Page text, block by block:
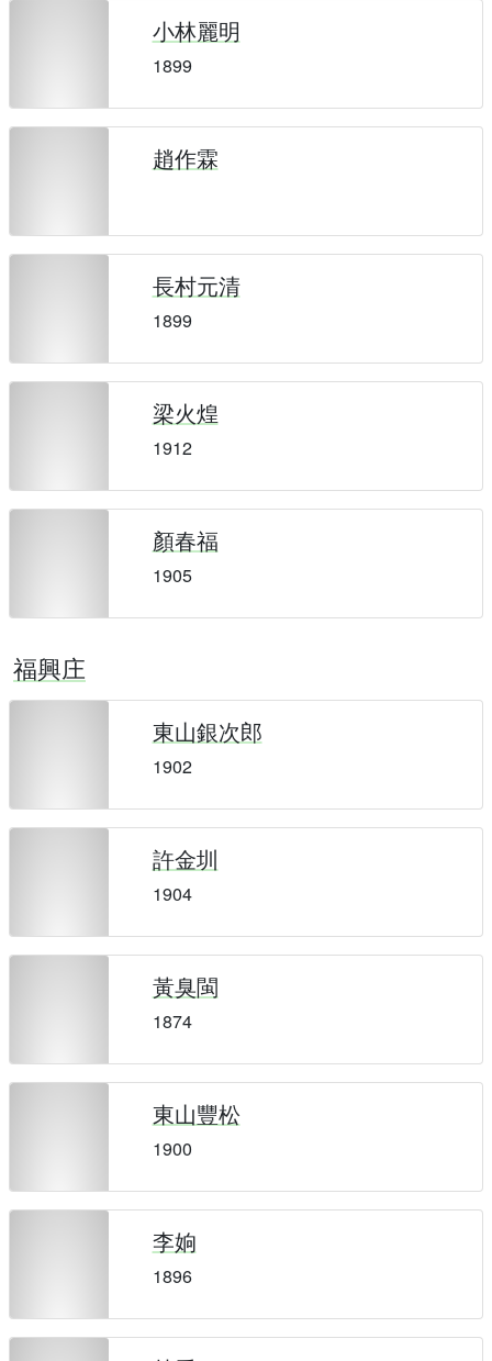
小林麗明
1899
趙作霖
長村元清
1899
梁火煌
1912
顏春福
1905
福興庄
東山銀次郎
1902
許金圳
1904
黃臭閩
1874
東山豐松
1900
李姠
1896